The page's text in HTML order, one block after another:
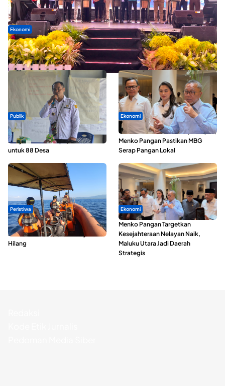
Ekonomi
Seminar di Ternate, Mendes Perkuat Sinergi Percepatan
Kopdes Merah Putih
Publik
ABDESI Morotai Apresiasi
Penyaluran ADD Rp3,13 Miliar
untuk 88 Desa
Ekonomi
SPPG di Maluku Utara Dipercepat,
Menko Pangan Pastikan MBG
Serap Pangan Lokal
Peristiwa
Dua Longboat Bertabrakan di
Perairan Taliabu, Satu Nelayan
Hilang
Ekonomi
Menko Pangan Targetkan
Kesejahteraan Nelayan Naik,
Maluku Utara Jadi Daerah
Strategis